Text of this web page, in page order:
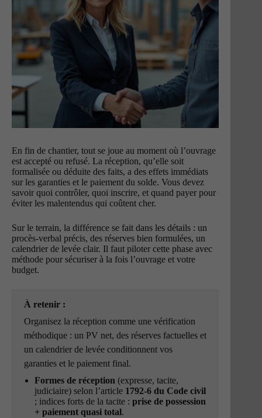
En fin de chantier, tout se joue au moment où l’ouvrage
est accepté ou refusé. La réception, qu’elle soit
formalisée ou déduite des faits, a des effets immédiats
sur les garanties et le paiement du solde. Vous devez
savoir quoi contrôler, quoi inscrire, et quand payer pour
éviter les malentendus qui coûtent cher.
Sur le terrain, la différence se fait dans les détails : un
procès-verbal précis, des réserves bien formulées, un
calendrier de levée clair. Il faut piloter cette phase avec
méthode pour sécuriser à la fois l’ouvrage et votre
budget.
À retenir :
Organisez la réception comme une vérification
méthodique : un PV net, des réserves factuelles et
un calendrier de levée conditionnent vos
garanties et le paiement final.
Formes de réception (expresse, tacite,
judiciaire) selon l’article 1792-6 du Code civil
; indices forts de la tacite : prise de possession
+ paiement quasi total.